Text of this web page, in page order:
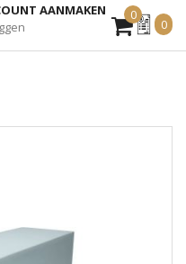
AANMAKEN
0Mijn
Offerte
0